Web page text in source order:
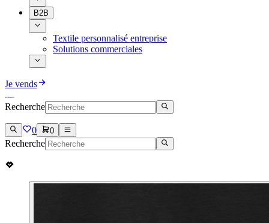
B2B
Textile personnalisé entreprise
Solutions commerciales
Je vends
Recherche
0 0
Recherche